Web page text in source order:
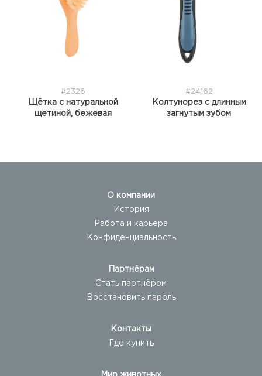
#2326
Щётка с натуральной
щетиной, бежевая
#24162
Колтунорез с длинным
загнутым зубом
О компании
История
Работа и карьера
Конфиденциальность
Партнёрам
Стать партнёром
Восстановить пароль
Контакты
Где купить